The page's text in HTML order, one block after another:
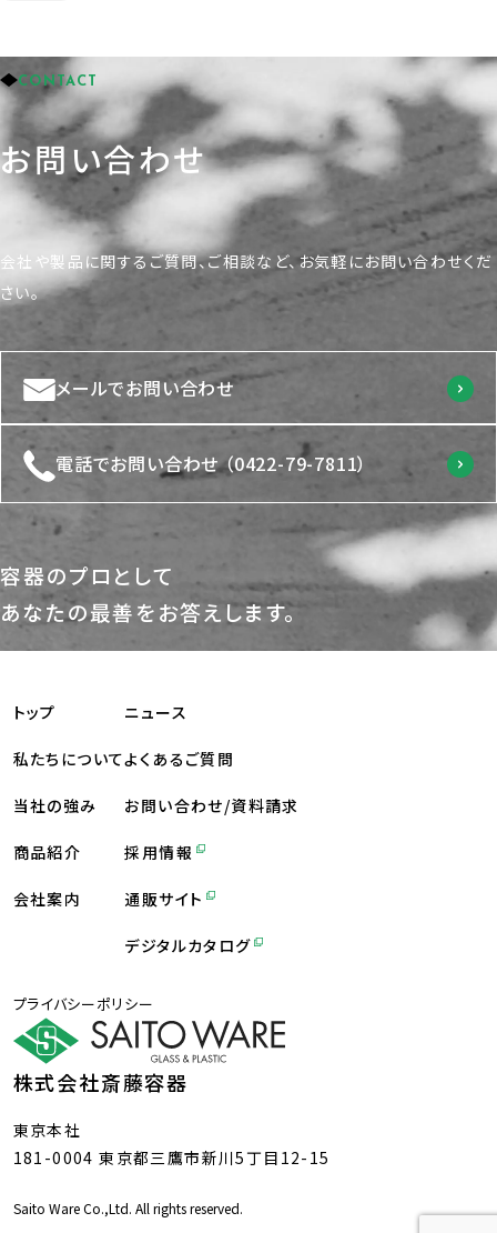
CONTACT
お問い合わせ
会社や製品に関するご質問、ご相談など、お気軽にお問い合わせくだ
さい。
メールでお問い合わせ
電話でお問い合わせ （0422-79-7811）
容器のプロとして
あなたの最善をお答えします。
トップ
私たちについて
当社の強み
商品紹介
会社案内
ニュース
よくあるご質問
お問い合わせ/資料請求
採用情報
通販サイト
デジタルカタログ
プライバシーポリシー
株式会社斎藤容器
東京本社
181-0004 東京都三鷹市新川5丁目12-15
Saito Ware Co.,Ltd. All rights reserved.